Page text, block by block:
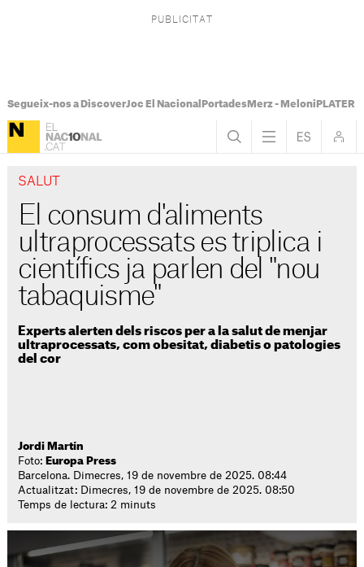
Segueix-nos a DiscoverJoc El Nacional PortadesMerz - Meloni PLATER
SALUT
El consum d'aliments
ultraprocessats es triplica i
científics ja parlen del "nou
tabaquisme"
Experts alerten dels riscos per a la salut de menjar
ultraprocessats, com obesitat, diabetis o patologies
del cor
Jordi Martín
Foto: Europa Press
Barcelona. Dimecres, 19 de novembre de 2025. 08:44
Actualitzat: Dimecres, 19 de novembre de 2025. 08:50
Temps de lectura: 2 minuts